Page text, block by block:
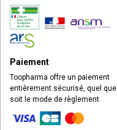
Paiement
Toopharma offre un paiement
entièrement sécurisé, quel que
soit le mode de règlement